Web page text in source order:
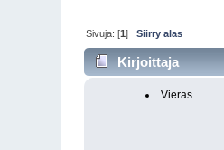
Sivuja: [1]Siirry alas
Kirjoittaja
Vieras